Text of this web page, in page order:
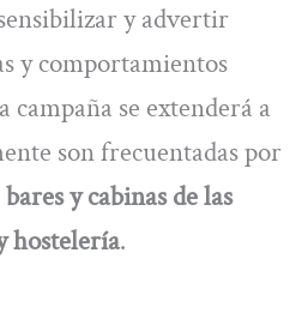
y advertir
y comportamientos
campaña se extenderá a
son frecuentadas por
bares y cabinas de las
hostelería.